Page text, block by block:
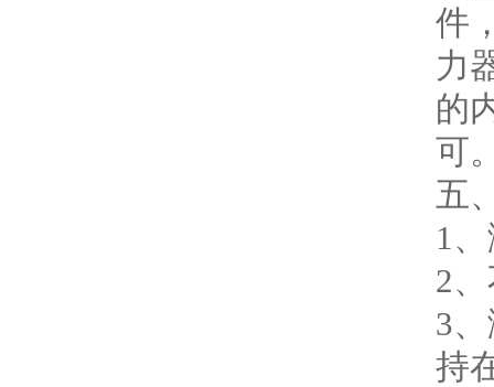
件
力
的
可
五
1
2
3
持